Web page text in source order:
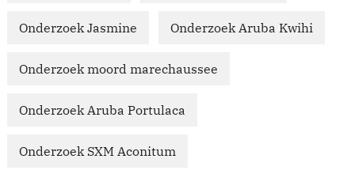
Onderzoek Jasmine Onderzoek Aruba Kwihi
Onderzoek moord marechaussee
Onderzoek Aruba Portulaca
Onderzoek SXM Aconitum